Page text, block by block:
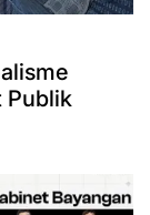
Publik